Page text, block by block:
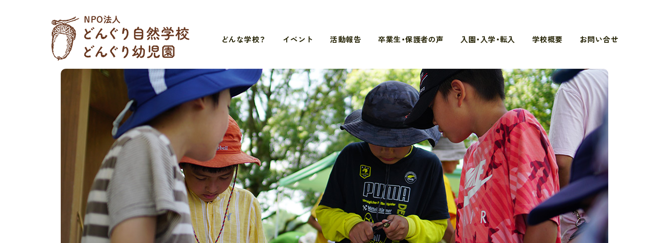
どんな学校？ イベント 活動報告 卒業生・保護者の声 入園・入学・転入 学校概要 お問い合せ